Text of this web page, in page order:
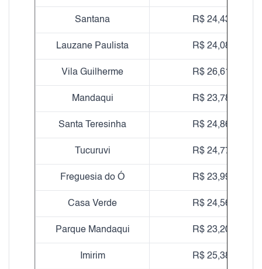
Santana R$ 24,43
Lauzane Paulista R$ 24,08
Vila Guilherme R$ 26,61
Mandaqui R$ 23,78
Santa Teresinha R$ 24,86
Tucuruvi R$ 24,77
Freguesia do Ó R$ 23,99
Casa Verde R$ 24,56
Parque Mandaqui R$ 23,20
Imirim R$ 25,38